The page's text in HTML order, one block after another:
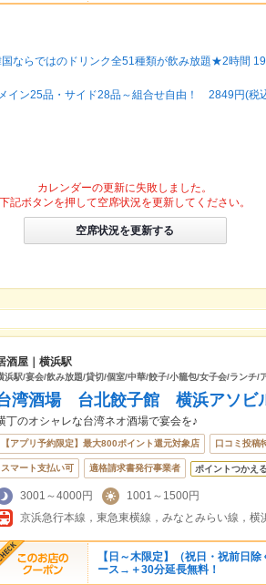
国ならではのドリンク全51種類が飲み放題★2時間
イン25品・サイド28品～組合せ自由！ 2849円(税
カレンダーの更新に失敗しました。
下記ボタンを押して空席状況を更新してください。
空席状況を更新する
酒屋｜横浜駅
浜駅/宴会/飲み放題/貸切/個室/中華/餃子/小籠包/女子会/ランチ/
湾酒場 台北餃子館 横浜アソビ
丁のオシャレな台湾ネオ酒場で宴会を♪
【アプリ予約限定】最大800ポイント還元対象店 口コミ投稿
スマート支払い可 適格請求書発行事業者 ポイントつかえる
3001～4000円
1001～1500円
【日～木限定】（祝日・祝前日
ース→＋30分延長無料！